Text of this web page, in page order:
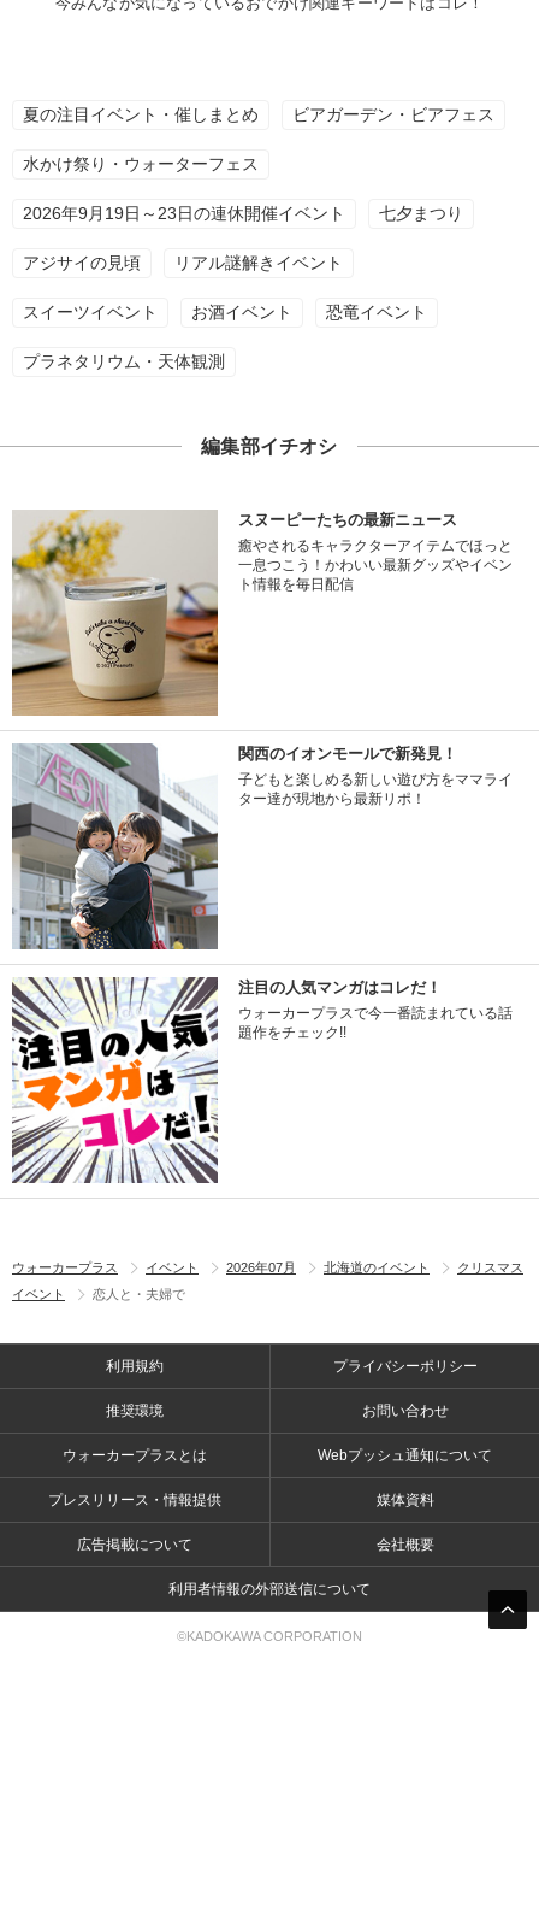
夏の注目イベント・催しまとめ ビアガーデン・ビアフェス
水かけ祭り・ウォーターフェス
2026年9月19日～23日の連休開催イベント 七夕まつり
アジサイの見頃 リアル謎解きイベント
スイーツイベント お酒イベント 恐竜イベント
プラネタリウム・天体観測
編集部イチオシ
スヌーピーたちの最新ニュース
癒やされるキャラクターアイテムでほっと
一息つこう！かわいい最新グッズやイベン
ト情報を毎日配信
関西のイオンモールで新発見！
子どもと楽しめる新しい遊び方をママライ
ター達が現地から最新リポ！
注目の人気マンガはコレだ！
ウォーカープラスで今一番読まれている話
題作をチェック!!
ウォーカープラス イベント 2026年07月 北海道のイベント
クリスマス
イベント
恋人と・夫婦で
利用規約 プライバシーポリシー
推奨環境 お問い合わせ
ウォーカープラスとは Webプッシュ通知について
プレスリリース・情報提供 媒体資料
広告掲載について 会社概要
利用者情報の外部送信について
©KADOKAWA CORPORATION